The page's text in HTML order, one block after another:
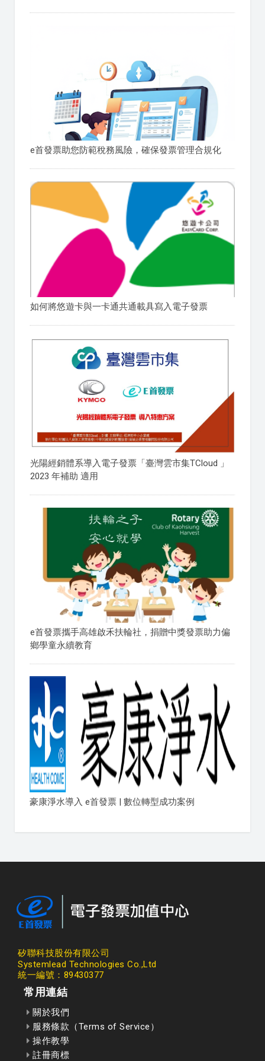
e首發票助您防範稅務風險，確保發票管理合規化
如何將悠遊卡與一卡通共通載具寫入電子發票
光陽經銷體系導入電子發票「臺灣雲市集TCloud 」
2023 年補助 適用
e首發票攜手高雄啟禾扶輪社，捐贈中獎發票助力偏
鄉學童永續教育
豪康淨水導入 e首發票 | 數位轉型成功案例
矽聯科技股份有限公司
Systemlead Technologies Co.,Ltd
統一編號：89430377
常用連結
關於我們
服務條款（Terms of Service）
操作教學
註冊商標